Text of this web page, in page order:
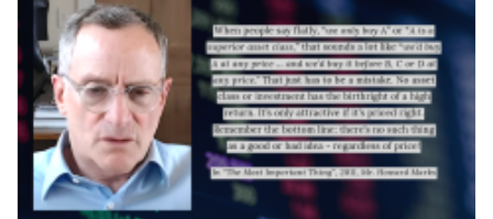
Ấn phẩm Kỳ 77 (Bản cắt)